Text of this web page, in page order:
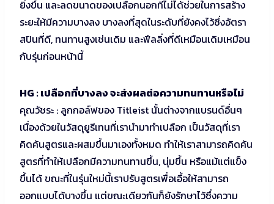
ยิ่งขึ้น และลดขนาดของเปลือกนอกที่ไม่ได้ช่วยในการสร้าง
ระยะให้มีความบางลง บางลงที่สุดในระดับที่ยังคงไว้ซึ่งอัตรา
สปินที่ดี, ทนทานสูงเช่นเดิม และฟีลลิ่งที่ดีเหมือนเดิมเหมือน
กับรุ่นก่อนหน้านี้
HG : เปลือกที่บางลง จะส่งผลต่อความทนทานหรือไม่
คุณวัชระ : ลูกกอล์ฟของ Titleist นั้นต่างจากแบรนด์อื่นๆ
เนื่องด้วยในวัสดุยูรีเทนที่เรานำมาทำเปลือก เป็นวัสดุที่เรา
คิดค้นสูตรและผสมขึ้นมาเองทั้งหมด ทำให้เราสามารถคิดค้น
สูตรที่ทำให้เปลือกมีความทนทานขึ้น, นุ่มขึ้น หรือแม้แต่แข็ง
ขึ้นได้ ขณะที่ในรุ่นใหม่นี้เราปรับสูตรเพื่อเอื้อให้สามารถ
ออกแบบได้บางขึ้น แต่ขณะเดียวกันก็ยังรักษาไว้ซึ่งความ